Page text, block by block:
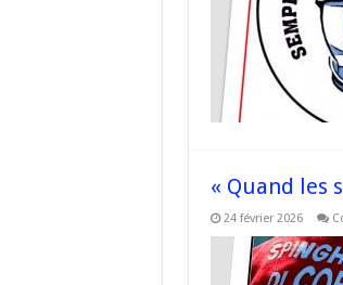
« Quand les
24 février 2026